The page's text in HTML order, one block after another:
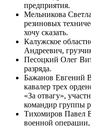
предприятия.
Мельникова
резиновых
хочу сказать.
Калужское
Андреевич,
Песоцкий Олег
разряда.
Бажанов Евгений
кавалер трех
«За отвагу»,
командир группы
Тихомиров Павел
военной